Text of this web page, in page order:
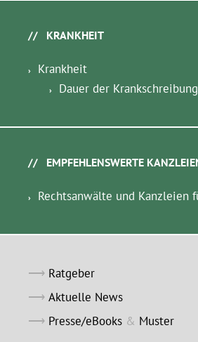
KRANKHEIT
Krankheit
Dauer der Krankschreibung
EMPFEHLENSWERTE
Rechtsanwälte und Kanzleien
Ratgeber
Aktuelle News
Presse/eBooks & Muster